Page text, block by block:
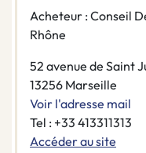
Acheteur : Conseil
Rhône
52 avenue de Saint
13256 Marseille
Voir l'adresse mail
Tel : +33 413311313
Accéder au site